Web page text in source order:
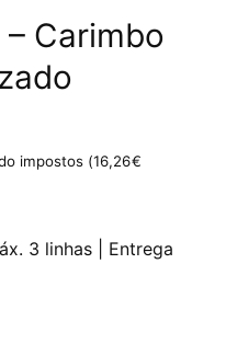
– Carimbo
impostos (16,26€
3 linhas | Entrega